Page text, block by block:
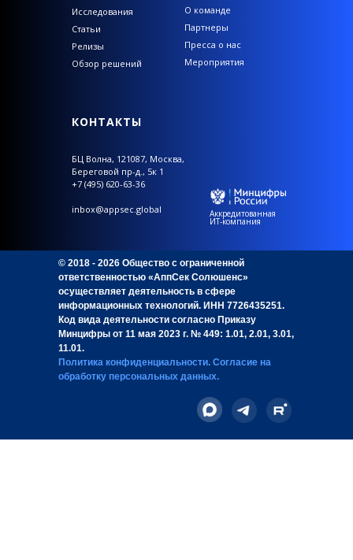
Исследования
Статьи
Релизы
Обзор решений
О команде
Партнеры
Пресса о нас
Мероприятия
КОНТАКТЫ
БЦ Волна, 121087, Москва,
Береговой пр-д., 5к 1
+7 (495) 620-63-36
inbox@appsec.global Аккредитованная
ИТ-компания
© 2018 - 2026 Общество с ограниченной
ответственностью «АппСек Солюшенс»
осуществляет деятельность в сфере
информационных технологий. ИНН 7726435251.
Код вида деятельности согласно Приказу
Минцифры от 11 мая 2023 г. № 449: 1.01, 2.01, 3.01,
11.01.
Политика конфиденциальности. Согласие на
обработку персональных данных.